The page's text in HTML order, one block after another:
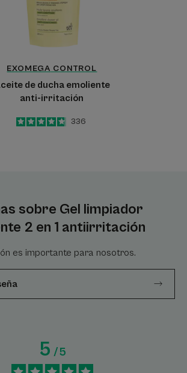
irritación
EXOMEGA CONTROL
de ducha emoliente
anti-irritación
4.8
/
5
336
sobre Gel limpiador
2 en 1 antiirritación
es importante para nosotros.
5/5